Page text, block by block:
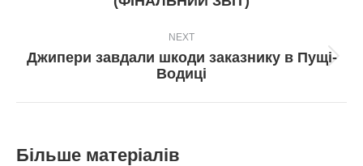
NEXT
Next
post:
Джипери завдали шкоди заказнику в Пущі-
Водиці
Більше матеріалів